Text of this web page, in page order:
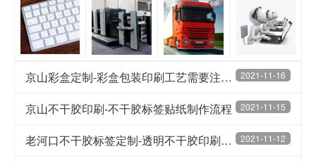
2021-11-16
京山彩盒定制-彩盒包装印刷工艺需要注意的有哪些
2021-11-15
京山不干胶印刷-不干胶标签贴纸制作流程
2021-11-12
老河口不干胶标签定制-透明不干胶印刷制作要点